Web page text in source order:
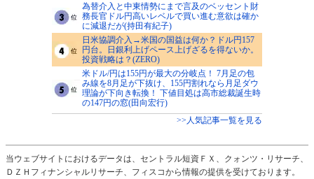
為替介入と中東情勢にまで言及のベッセント財
務長官ドル円高いレベルで買い進む意欲は確か
に減退だが(持田有紀子)
日米協調介入→米国の国益は何か？ドル円157
円台。日銀利上げペース上げざるを得ないか。
投資戦略は？(ZERO)
米ドル/円は155円が最大の分岐点！ 7月足の包
み線を8月足が下抜け、155円割れなら月足ダウ
理論が下向き転換！ 下値目処は高市総裁誕生時
の147円の窓(田向宏行)
>>人気記事一覧を見る
当ウェブサイトにおけるデータは、セントラル短資ＦＸ、クォンツ・リサーチ、
ＤＺＨフィナンシャルリサーチ、フィスコから情報の提供を受けております。